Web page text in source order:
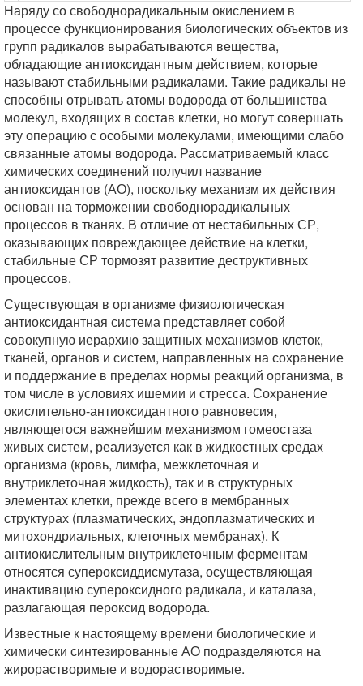
Наряду со свободнорадикальным окислением в
процессе функционирования биологических объектов из
групп радикалов вырабатываются вещества,
обладающие антиоксидантным действием, которые
называют стабильными радикалами. Такие радикалы не
способны отрывать атомы водорода от большинства
молекул, входящих в состав клетки, но могут совершать
эту операцию с особыми молекулами, имеющими слабо
связанные атомы водорода. Рассматриваемый класс
химических соединений получил название
антиоксидантов (АО), поскольку механизм их действия
основан на торможении свободнорадикальных
процессов в тканях. В отличие от нестабильных СР,
оказывающих повреждающее действие на клетки,
стабильные СР тормозят развитие деструктивных
процессов.
Существующая в организме физиологическая
антиоксидантная система представляет собой
совокупную иерархию защитных механизмов клеток,
тканей, органов и систем, направленных на сохранение
и поддержание в пределах нормы реакций организма, в
том числе в условиях ишемии и стресса. Сохранение
окислительно-антиоксидантного равновесия,
являющегося важнейшим механизмом гомеостаза
живых систем, реализуется как в жидкостных средах
организма (кровь, лимфа, межклеточная и
внутриклеточная жидкость), так и в структурных
элементах клетки, прежде всего в мембранных
структурах (плазматических, эндоплазматических и
митохондриальных, клеточных мембранах). К
антиокислительным внутриклеточным ферментам
относятся супероксиддисмутаза, осуществляющая
инактивацию супероксидного радикала, и каталаза,
разлагающая пероксид водорода.
Известные к настоящему времени биологические и
химически синтезированные АО подразделяются на
жирорастворимые и водорастворимые.